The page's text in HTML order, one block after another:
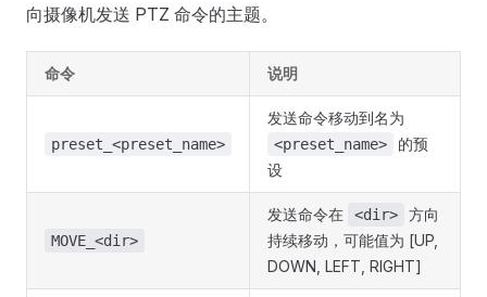
向摄像机发送 PTZ 命令的主题。
命令 说明
preset_<preset_name>
发送命令移动到名为
<preset_name>
的预
设
MOVE_<dir>
发送命令在 <dir>
方向
持续移动，可能值为 [UP,
DOWN, LEFT, RIGHT]